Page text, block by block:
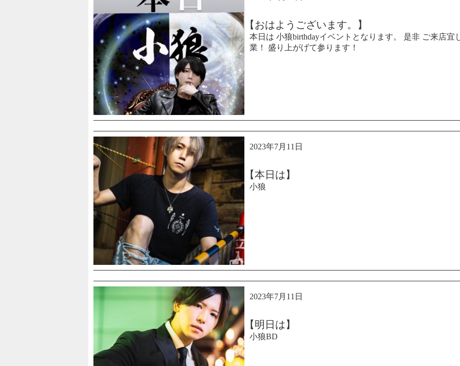
【おはようございます。】
本日は 小狼birthdayイベントとなります。 是非 ご来店宜
業！ 盛り上がげて参ります！
2023年7月11日
【本日は】
小狼
2023年7月11日
【明日は】
小狼BD